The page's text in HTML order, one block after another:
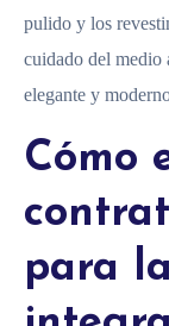
pulido y los
cuidado del medio
elegante y
Cómo
para